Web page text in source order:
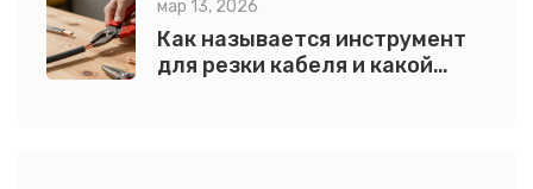
мар 13, 2026
Как называется инструмент
для резки кабеля и какой